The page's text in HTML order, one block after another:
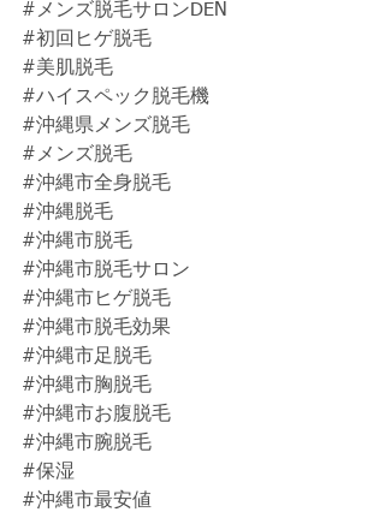
#メンズ脱毛サロンDEN
#初回ヒゲ脱毛
#美肌脱毛
#ハイスペック脱毛機
#沖縄県メンズ脱毛
#メンズ脱毛
#沖縄市全身脱毛
#沖縄脱毛
#沖縄市脱毛
#沖縄市脱毛サロン
#沖縄市ヒゲ脱毛
#沖縄市脱毛効果
#沖縄市足脱毛
#沖縄市胸脱毛
#沖縄市お腹脱毛
#沖縄市腕脱毛
#保湿
#沖縄市最安値